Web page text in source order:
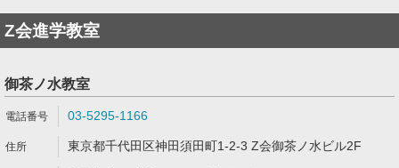
Z会進学教室
御茶ノ水教室
03-5295-1166
東京都千代田区神田須田町1-2-3 Z会御茶ノ水ビル2F